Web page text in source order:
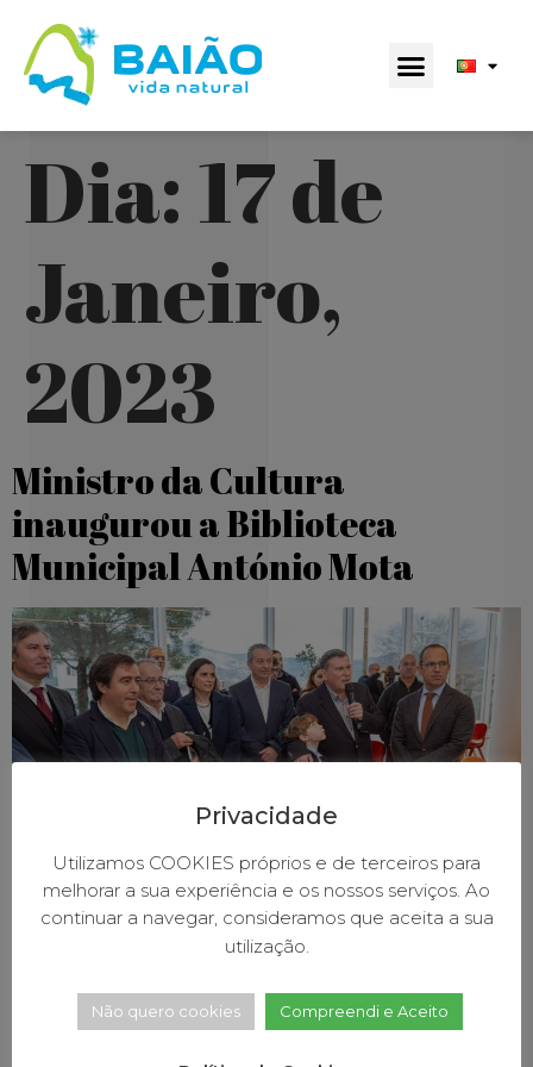
Dia:17 de
Janeiro,
2023
Ministro da Cultura
inaugurou a Biblioteca
Municipal António Mota
O Ministro de Cultura, Pedro Adão e Silva, presidiu à
inauguração da Biblioteca Municipal António Mota,
também marcada pelo reconhecimento da obra do
escritor baionense, “um dos maiores da literatura
Privacidade
Utilizamos COOKIES próprios e de terceiros para
melhorar a sua experiência e os nossos serviços. Ao
continuar a navegar, consideramos que aceita a sua
utilização.
Não quero cookies Compreendi e Aceito